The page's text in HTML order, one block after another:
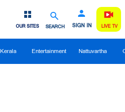
SEARCH SIGN IN
OUR SITES LIVE TV
Kerala Entertainment Nattuvartha